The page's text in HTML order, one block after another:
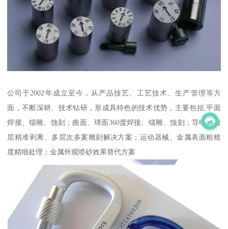
公司于2002年成立至今，从产品技艺、工艺技术、生产管理等方
面，不断深耕、技术钻研，形成具特色的技术优势，主要包括,平面
焊接、镭雕、蚀刻；曲面、球面360度焊接、镭雕、蚀刻；导电位镀
层精准剥离、多层次多案雕刻解决方案；运动器械、金属表面粗糙
度精细处理；金属外观喷砂效果替代方案